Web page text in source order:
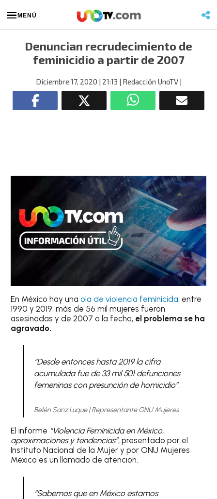
MENÚ
Denuncian recrudecimiento de
feminicidio a partir de 2007
Diciembre 17, 2020 | 21:13 | Redacción UnoTV|
En México hay unaola de violencia feminicida, entre
1990 y 2019, más de 56 mil mujeres fueron
asesinadas y de 2007 a la fecha, el problema se ha
agravado.
“Desde entonces hasta 2019 la cifra
acumulada fue de 33 mil 501 defunciones
femeninas con presunción de homicidio”.
Belén Sanz Luque | Representante ONU Mujeres
El informe “Violencia Feminicida en México,
aproximaciones y tendencias”, presentado por el
Instituto Nacional de la Mujer y por ONU Mujeres
México es un llamado de atención.
“Sabemos que en México estamos